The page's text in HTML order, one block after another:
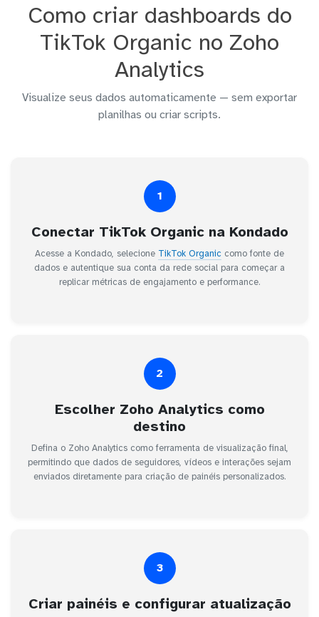
Como criar dashboards do
TikTok Organic no Zoho
Analytics
Visualize seus dados automaticamente — sem exportar
planilhas ou criar scripts.
1
Conectar TikTok Organic na Kondado
Acesse a Kondado, selecione TikTok Organic como fonte de
dados e autentique sua conta da rede social para começar a
replicar métricas de engajamento e performance.
2
Escolher Zoho Analytics como
destino
Defina o Zoho Analytics como ferramenta de visualização final,
permitindo que dados de seguidores, vídeos e interações sejam
enviados diretamente para criação de painéis personalizados.
3
Criar painéis e configurar atualização